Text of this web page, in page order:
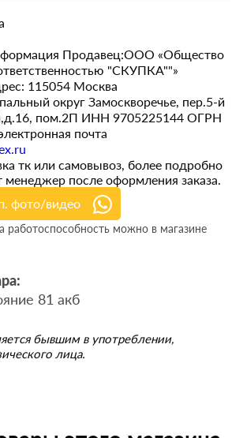
Продавец:ООО «Общество
"СКУПКА""»
115054 Москва
округ Замоскворечье, пер.5-й
пом.2П ИНН 9705225144 ОГРН
почта
тк или самовывоз, более подробно
после оформления заказа.
фото/видео
работоспособность можно в магазине
81 акб
бывшим в употреблении,
лица.